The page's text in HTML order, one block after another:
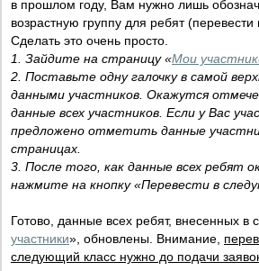
в прошлом году, Вам нужно лишь
возрастную группу для ребят
Сделать это очень просто.
1. Зайдите на страницу «Мои
2. Поставьте одну галочку в самой
данными участников. Окажутся
данные всех участников. Если у Вас
предложено отметить данные
страницах.
3. После того, как данные всех ребят
нажмите на кнопку «Перевести в
Готово, данные всех ребят, внесенных в
участники», обновлены. Внимание,
следующий класс нужно до подачи